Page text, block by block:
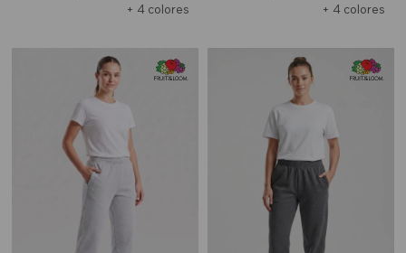
+ 4 colores + 4 colores